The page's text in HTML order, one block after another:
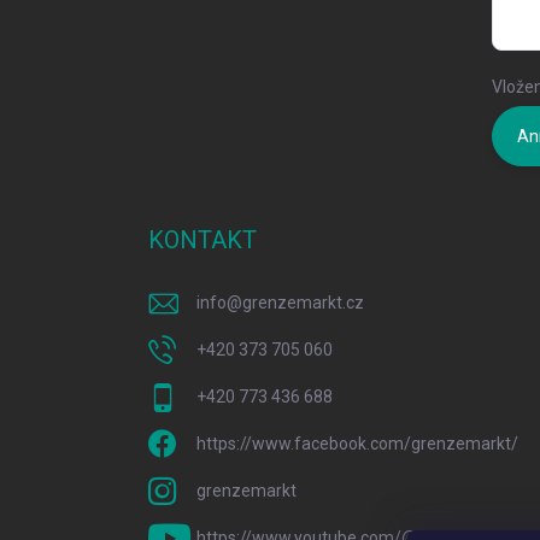
KONTAKT
info@grenzemarkt.cz
+420 373 705 060
+420 773 436 688
https://www.facebook.com/grenzemarkt/
grenzemarkt